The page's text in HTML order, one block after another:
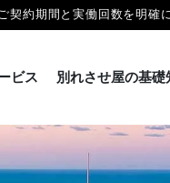
契約期間と実働回数を明
ビス 別れさせ屋の基礎